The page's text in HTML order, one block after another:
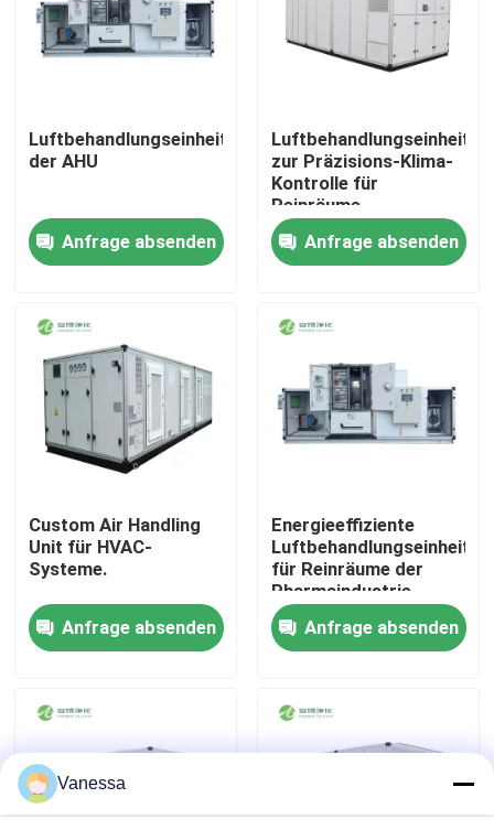
Produkte
Über uns
Fabrik-Ausflug
Qualitätskontrolle
Treten Sie mit uns in Verbindung
Nachrichten
Modularer Operationssaal
Modularer Reinraum
Luftbehandlungseinheit
der AHU
Anfrage absenden
Luftbehandlungseinheit
zur Präzisions-Klima-
Kontrolle für
Reinräume
Anfrage absenden
Custom Air Handling
Unit für HVAC-
Systeme.
Anfrage absenden
Energieeffiziente
Luftbehandlungseinheit
für Reinräume der
Pharmaindustrie
Anfrage absenden
Vanessa